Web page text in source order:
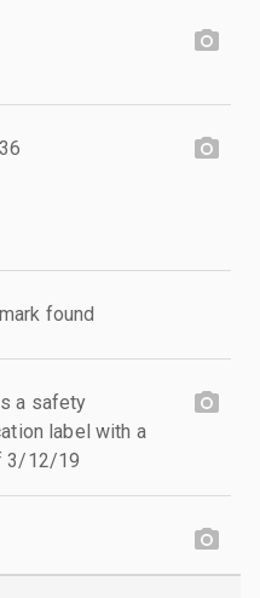
found
a safety
label with a
3/12/19